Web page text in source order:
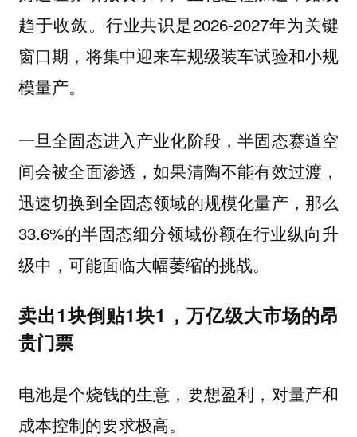
趋于收敛。行业共识是2026-2027年为关键
窗口期，将集中迎来车规级装车试验和小规
模量产。
一旦全固态进入产业化阶段，半固态赛道空
间会被全面渗透，如果清陶不能有效过渡，
迅速切换到全固态领域的规模化量产，那么
33.6%的半固态细分领域份额在行业纵向升
级中，可能面临大幅萎缩的挑战。
卖出1块倒贴1块1，万亿级大市场的昂
贵门票
电池是个烧钱的生意，要想盈利，对量产和
成本控制的要求极高。